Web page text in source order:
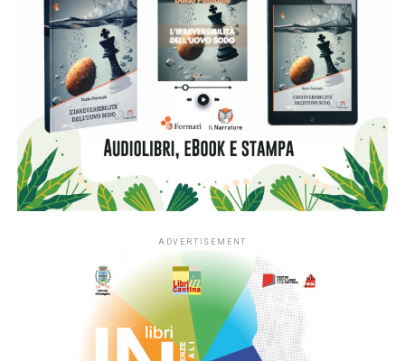
inventati, geometrie, manifesti e paesaggi prendono forma
grazie all’incontro tra creatività, sensibilità e attenzione
alla composizione.
La stessa attitudine attraversa il lavoro di Nicoletta Fasani,
dove ogni abito nasce da un processo di ricerca e
trasformazione. Come nel collage, anche nella creazione di
un capo convivono fantasia e progetto, intuizione e
costruzione. I materiali vengono selezionati, accostati e
ricomposti; gli avanzi non sono scarti ma risorse preziose
Entrambe le pratiche condividono uno sguardo capace di
riconoscere valore nei dettagli e nei frammenti,
trasformando ciò che esiste già in qualcosa di inaspettato.
Un invito a guardare il mondo con curiosità, a non sprecare,
a reinventare e a lasciare spazio alla fantasia.